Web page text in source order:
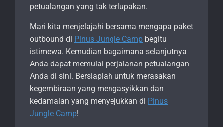
petualangan yang tak terlupakan.
Mari kita menjelajahi bersama mengapa paket
outbound di Pinus Jungle Camp begitu
istimewa. Kemudian bagaimana selanjutnya
Anda dapat memulai perjalanan petualangan
Anda di sini. Bersiaplah untuk merasakan
kegembiraan yang mengasyikkan dan
kedamaian yang menyejukkan di Pinus
Jungle Camp!